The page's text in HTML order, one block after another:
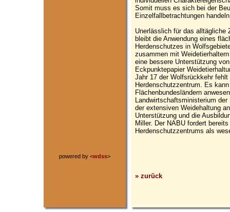
powered by <wdss>
Somit muss es sich bei der
Einzelfallbetrachtungen
Unerlässlich für das alltägliche
bleibt die Anwendung eines
Herdenschutzes in
zusammen mit
eine bessere Unterstützung
Eckpunktepapier
Jahr 17 der Wolfsrückkehr
Herdenschutzzentrum. Es
Flächenbundesländern
Landwirtschaftsministerium
der extensiven Weidehaltung
Unterstützung und die
Miller. Der NABU fordert
Herdenschutzzentrums als
» zurück